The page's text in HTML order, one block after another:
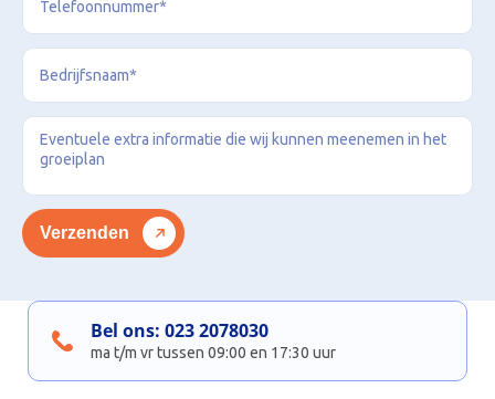
Bel ons: 023 2078030
ma t/m vr tussen 09:00 en 17:30 uur